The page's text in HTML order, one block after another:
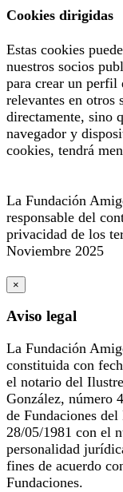
Cookies dirigidas
Estas cookies
nuestros socios
para crear un perfil
relevantes en otros
directamente, sino
navegador y
cookies, tendrá
La Fundación
responsable del
privacidad de los
Noviembre 2025
×
Aviso legal
La Fundación
constituida con
el notario del
González, número
de Fundaciones
28/05/1981 con el
personalidad
fines de acuerdo
Fundaciones.